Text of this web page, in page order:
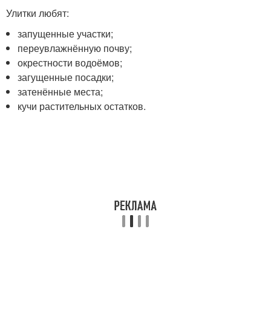
Улитки любят:
запущенные участки;
переувлажнённую почву;
окрестности водоёмов;
загущенные посадки;
затенённые места;
кучи растительных остатков.